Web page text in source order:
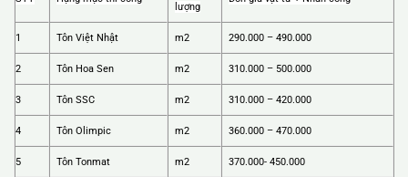
lượng
1 Tôn Việt Nhật m2 290.000 – 490.000
2 Tôn Hoa Sen m2 310.000 – 500.000
3 Tôn SSC m2 310.000 – 420.000
4 Tôn Olimpic m2 360.000 – 470.000
5 Tôn Tonmat m2 370.000- 450.000